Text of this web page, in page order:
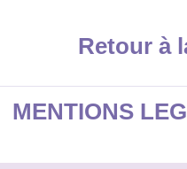
Retour à
MENTIONS